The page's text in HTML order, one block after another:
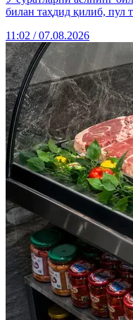
билан таҳдид қилиб, пул
11:02 / 07.08.2026